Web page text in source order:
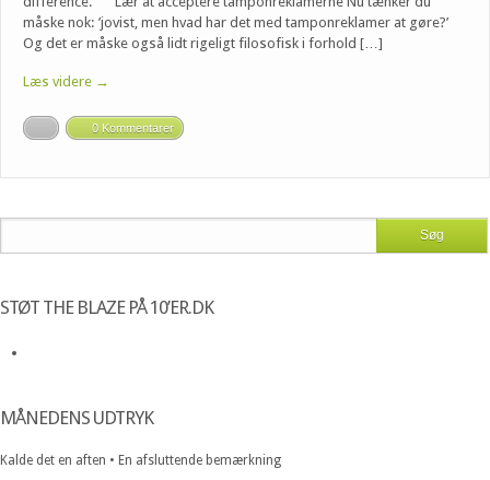
måske nok: ’jovist, men hvad har det med tamponreklamer at gøre?’
Og det er måske også lidt rigeligt filosofisk i forhold […]
Læs videre →
0 Kommentarer
STØT THE BLAZE PÅ 10’ER.DK
MÅNEDENS UDTRYK
Kalde det en aften • En afsluttende bemærkning